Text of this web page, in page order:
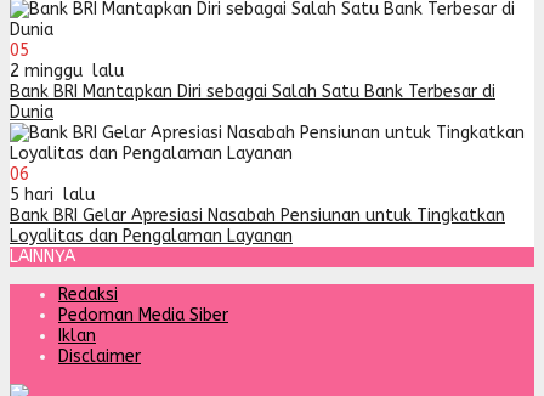
05
2 minggu lalu
Bank BRI Mantapkan Diri sebagai Salah Satu Bank Terbesar di
Dunia
06
5 hari lalu
Bank BRI Gelar Apresiasi Nasabah Pensiunan untuk Tingkatkan
Loyalitas dan Pengalaman Layanan
LAINNYA
Redaksi
Pedoman Media Siber
Iklan
Disclaimer